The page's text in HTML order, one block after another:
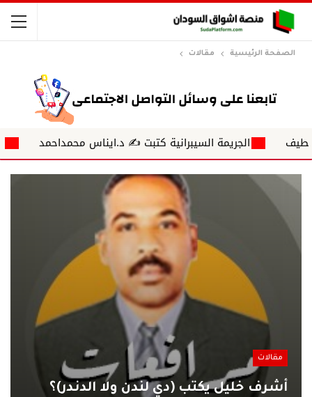
الصفحة الرئيسية مقالات
الجريمة السيبرانية كتبت ✍ د.ايناس محمداحمد أمواج ناعمة
مقالات
أشرف خليل يكتب (دي لندن ولا الدندر)؟